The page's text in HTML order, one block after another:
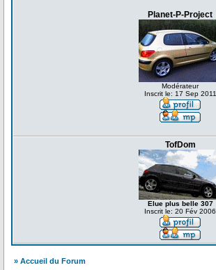
Planet-P-Project
Modérateur
Inscrit le: 17 Sep 2011
TofDom
Elue plus belle 307
Inscrit le: 20 Fév 2006
» Accueil du Forum